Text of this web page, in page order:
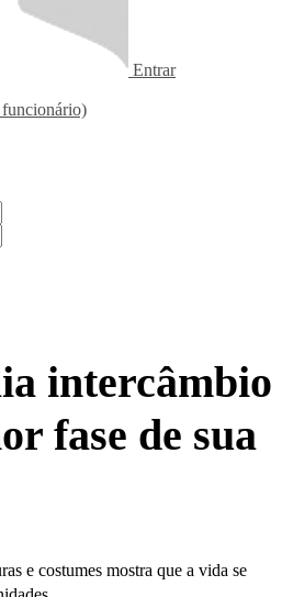
Entrar
intercâmbio
fase de sua
e costumes mostra que a vida se